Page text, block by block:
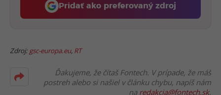
Pridať ako preferovaný zdroj
Fontech, odkaz sa otvorí v
Zdroj: gsc-europa.eu, RT
Ďakujeme, že čítaš Fontech. V prípade, že máš
postreh alebo si našiel v článku chybu, napíš nám
na redakcia@fontech.sk.